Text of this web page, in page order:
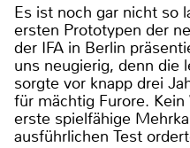
Es ist noch gar nicht so
ersten Prototypen der
der IFA in Berlin
uns neugierig, denn die
sorgte vor knapp drei
für mächtig Furore.
erste spielfähige
ausführlichen Test